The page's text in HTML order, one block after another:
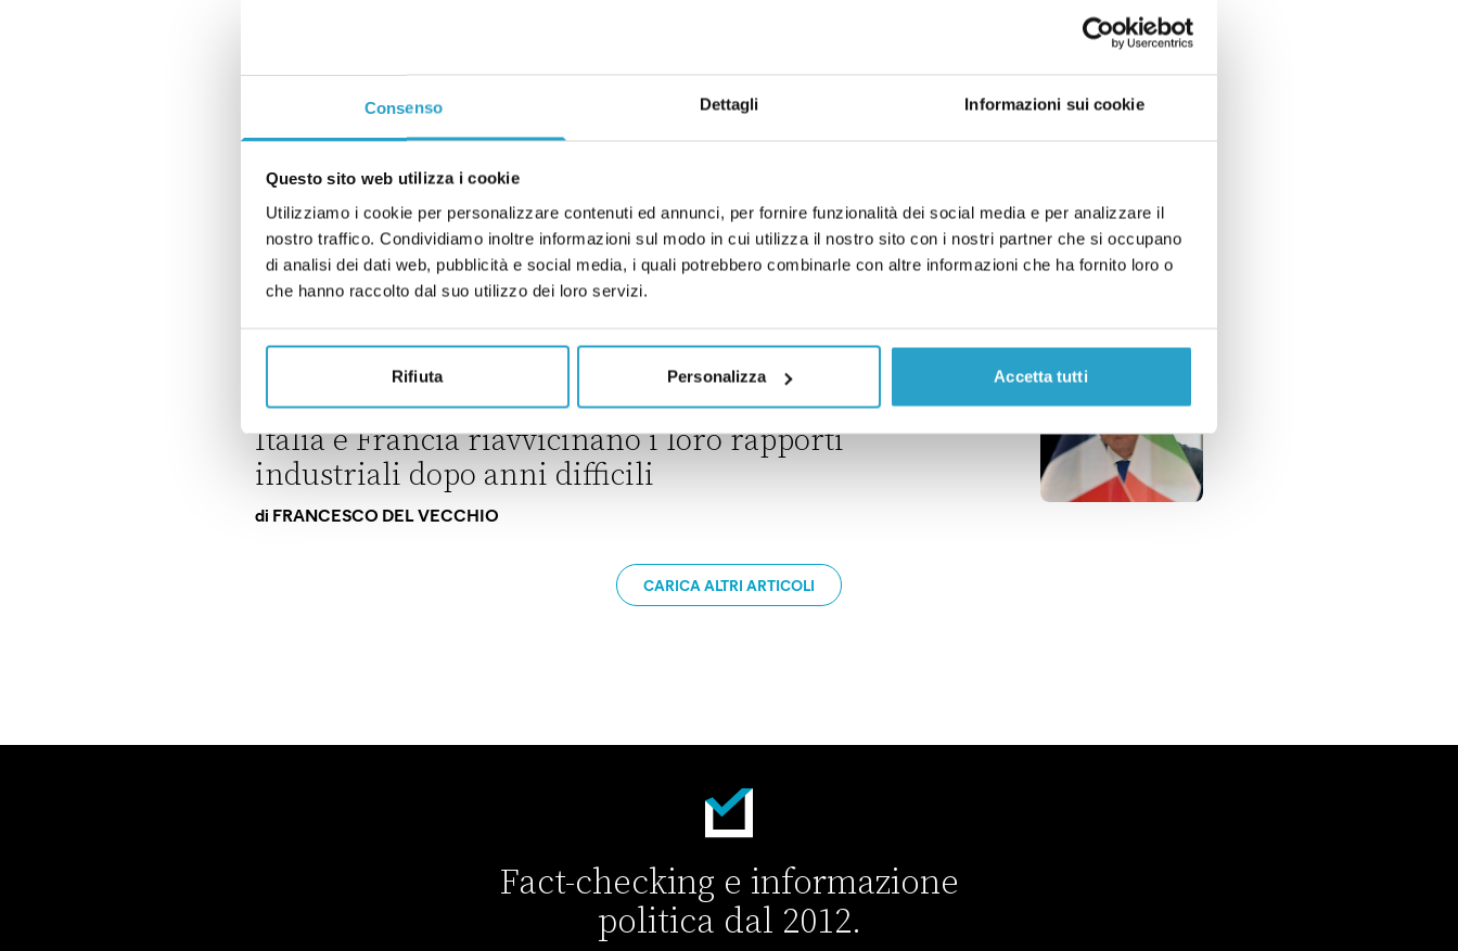
Consenso Dettagli Informazioni sui cookie
Questo sito web utilizza i cookie
Utilizziamo i cookie per personalizzare contenuti ed annunci, per fornire funzionalità dei social media e per analizzare il
nostro traffico. Condividiamo inoltre informazioni sul modo in cui utilizza il nostro sito con i nostri partner che si occupano
di analisi dei dati web, pubblicità e social media, i quali potrebbero combinarle con altre informazioni che ha fornito loro o
che hanno raccolto dal suo utilizzo dei loro servizi.
Rifiuta Personalizza Accetta tutti
Che fine ha fatto la Via della Seta in Italia
diFRANCESCO DEL VECCHIO
Che fine ha fatto la Via della Seta in Italia
UCRAINA
Che cos’è questa storia dei soldati ucraini
addestrati in Italia
Che cos’è questa storia dei soldati ucraini addestrati in Italia
Italia e Francia riavvicinano i loro rapporti
industriali dopo anni difficili
di FRANCESCO DEL VECCHIO
CARICA ALTRI ARTICOLI
Fact-checking e informazione
politica dal 2012.